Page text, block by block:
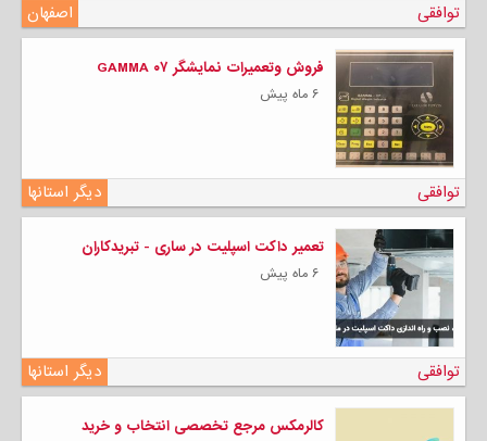
اصفهان توافقی
فروش وتعمیرات نمایشگر GAMMA ۰۷
۶ ماه پیش
دیگر استانها توافقی
تعمیر داکت اسپلیت در ساری - تبریدکاران
۶ ماه پیش
دیگر استانها توافقی
کالرمکس مرجع تخصصی انتخاب و خرید